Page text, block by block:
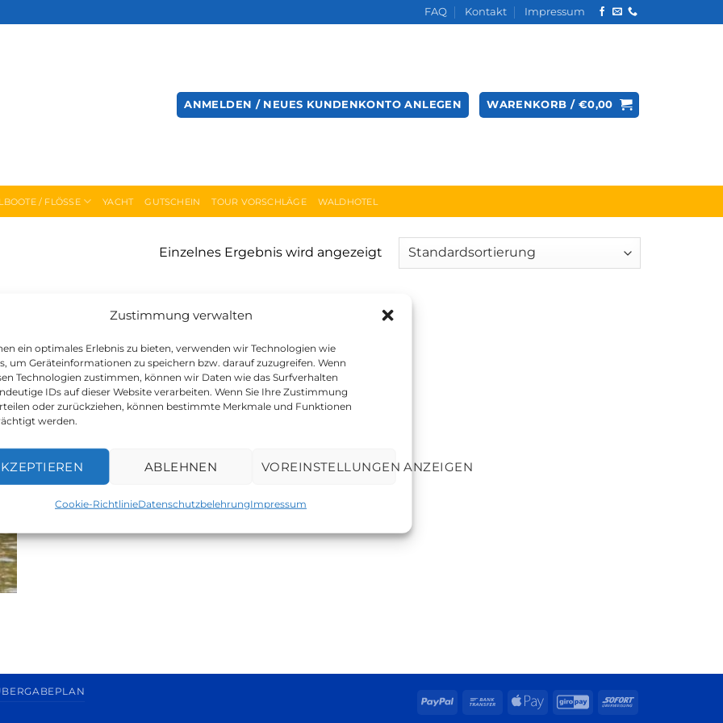
Zustimmung verwalten
ein optimales Erlebnis zu bieten, verwenden wir Technologien wie
um Geräteinformationen zu speichern bzw. darauf zuzugreifen. Wenn
Technologien zustimmen, können wir Daten wie das Surfverhalten
IDs auf dieser Website verarbeiten. Wenn Sie Ihre Zustimmung
oder zurückziehen, können bestimmte Merkmale und Funktionen
werden.
ABLEHNEN VOREINSTELLUNGEN ANZEIGEN
Cookie-RichtlinieDatenschutzbelehrungImpressum
FAQ Kontakt Impressum
ANMELDEN / NEUES KUNDENKONTO ANLEGEN WARENKORB / €0,00
/ FLÖSSE YACHT GUTSCHEIN TOUR VORSCHLÄGE WALDHOTEL
Einzelnes Ergebnis wird angezeigt
PayPal
Bank
Apple
GiroPaySofort